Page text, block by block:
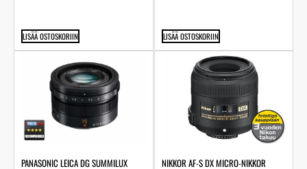
LISÄÄ OSTOSKORIIN LISÄÄ OSTOSKORIIN
PANASONIC LEICA DG SUMMILUX NIKKOR AF-S DX MICRO-NIKKOR